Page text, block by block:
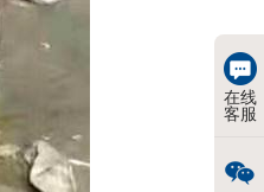
在线
客服